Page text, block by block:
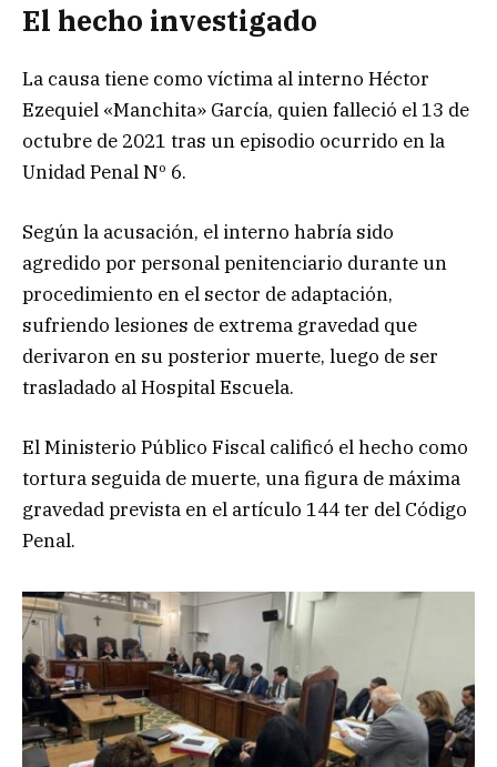
El hecho investigado
La causa tiene como víctima al interno Héctor
Ezequiel «Manchita» García, quien falleció el 13 de
octubre de 2021 tras un episodio ocurrido en la
Unidad Penal Nº 6.
Según la acusación, el interno habría sido
agredido por personal penitenciario durante un
procedimiento en el sector de adaptación,
sufriendo lesiones de extrema gravedad que
derivaron en su posterior muerte, luego de ser
trasladado al Hospital Escuela.
El Ministerio Público Fiscal calificó el hecho como
tortura seguida de muerte, una figura de máxima
gravedad prevista en el artículo 144 ter del Código
Penal.